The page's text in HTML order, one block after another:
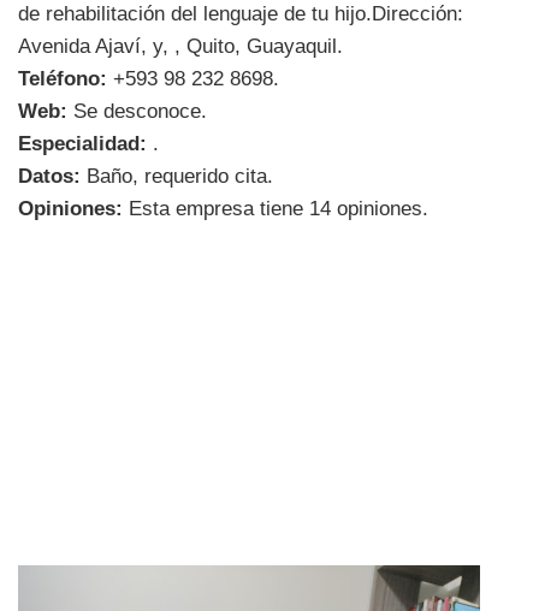
de rehabilitación del lenguaje de tu hijo.Dirección:
Avenida Ajaví, y, , Quito, Guayaquil.
Teléfono: +593 98 232 8698.
Web: Se desconoce.
Especialidad: .
Datos: Baño, requerido cita.
Opiniones: Esta empresa tiene 14 opiniones.